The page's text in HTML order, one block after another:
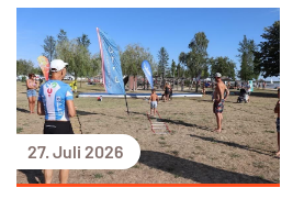
27. Juli 2026